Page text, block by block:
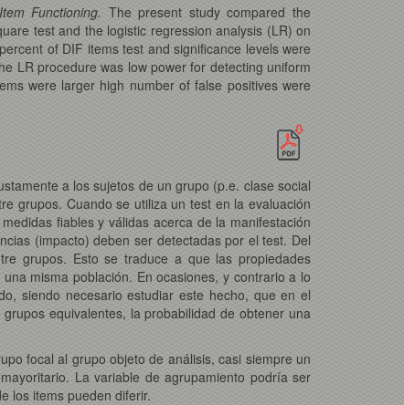
Functioning. The present study compared the
test and the logistic regression analysis (LR) on
of DIF items test and significance levels were
LR procedure was low power for detecting uniform
were larger high number of false positives were
a los sujetos de un grupo (p.e. clase social
grupos. Cuando se utiliza un test en la evaluación
fiables y válidas acerca de la manifestación
(impacto) deben ser detectadas por el test. Del
grupos. Esto se traduce a que las propiedades
misma población. En ocasiones, y contrario a lo
siendo necesario estudiar este hecho, que en el
equivalentes, la probabilidad de obtener una
focal al grupo objeto de análisis, casi siempre un
La variable de agrupamiento podría ser
los items pueden diferir.